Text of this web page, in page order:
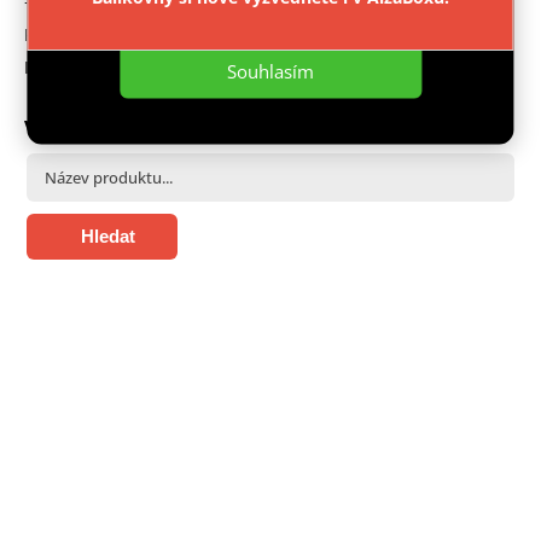
Nastavení
Souhlasím
Facebook
Instagram
VYHLEDÁVÁNÍ
Hledat